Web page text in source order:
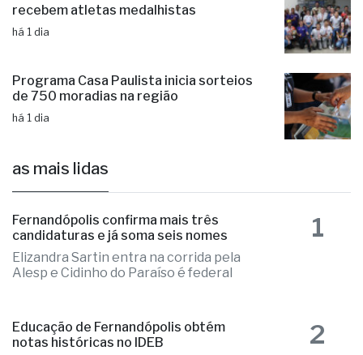
recebem atletas medalhistas
há 1 dia
Programa Casa Paulista inicia sorteios
de 750 moradias na região
há 1 dia
as mais lidas
Fernandópolis confirma mais três
candidaturas e já soma seis nomes
Elizandra Sartin entra na corrida pela
Alesp e Cidinho do Paraíso é federal
1
Educação de Fernandópolis obtém
notas históricas no IDEB
2